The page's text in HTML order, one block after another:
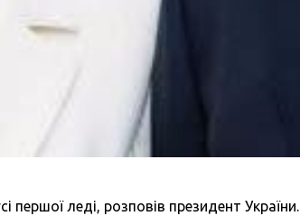
першої леді, розповів президент України.